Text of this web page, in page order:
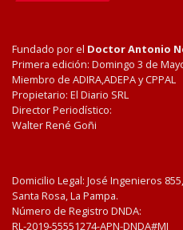
Fundado por el Doctor Antonio
Primera edición: Domingo 3 de
Miembro de ADIRA,ADEPA y CPPAL
Propietario: El Diario SRL
Director Periodístico:
Walter René Goñi
Domicilio Legal: José Ingenieros 855,
Santa Rosa, La Pampa.
Número de Registro DNDA:
RL-2019-55551274-APN-DNDA#MJ